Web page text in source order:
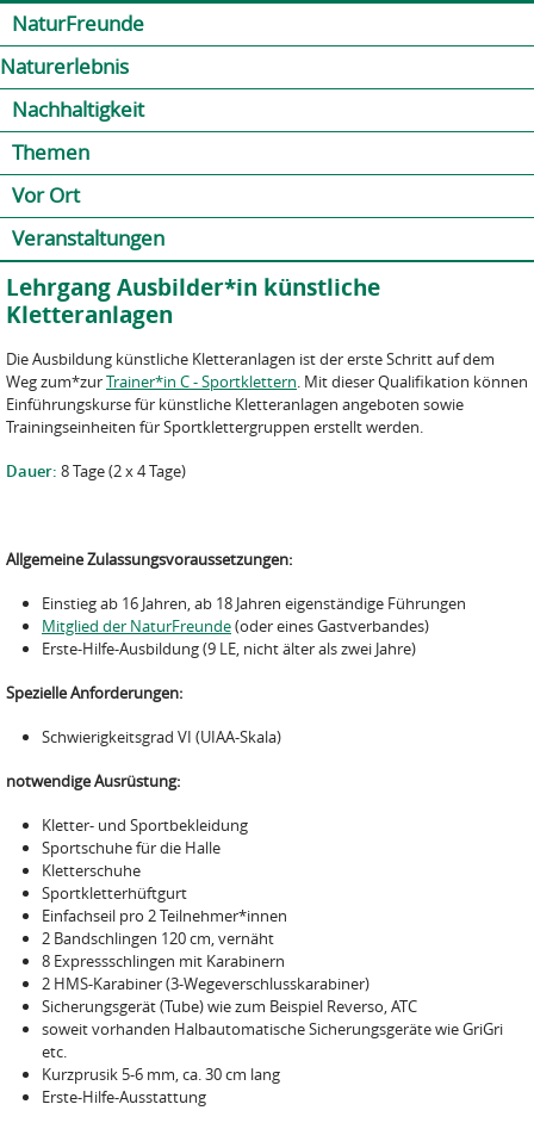
NaturFreunde
Naturerlebnis
Nachhaltigkeit
Themen
Vor Ort
Veranstaltungen
Lehrgang Ausbilder*in künstliche
Kletteranlagen
Die Ausbildung künstliche Kletteranlagen ist der erste Schritt auf dem
Weg zum*zurTrainer*in C - Sportklettern. Mit dieser Qualifikation können
Einführungskurse für künstliche Kletteranlagen angeboten sowie
Trainingseinheiten für Sportklettergruppen erstellt werden.
Dauer: 8 Tage (2 x 4 Tage)
Allgemeine Zulassungsvoraussetzungen:
Einstieg ab 16 Jahren, ab 18 Jahren eigenständige Führungen
Mitglied der NaturFreunde(oder eines Gastverbandes)
Erste-Hilfe-Ausbildung (9 LE, nicht älter als zwei Jahre)
Spezielle Anforderungen:
Schwierigkeitsgrad VI (UIAA-Skala)
notwendige Ausrüstung:
Kletter- und Sportbekleidung
Sportschuhe für die Halle
Kletterschuhe
Sportkletterhüftgurt
Einfachseil pro 2 Teilnehmer*innen
2 Bandschlingen 120 cm, vernäht
8 Expressschlingen mit Karabinern
2 HMS-Karabiner (3-Wegeverschlusskarabiner)
Sicherungsgerät (Tube) wie zum Beispiel Reverso, ATC
soweit vorhanden Halbautomatische Sicherungsgeräte wie GriGri
etc.
Kurzprusik 5-6 mm, ca. 30 cm lang
Erste-Hilfe-Ausstattung